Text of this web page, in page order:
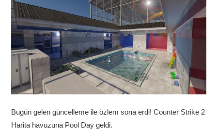
Bugün gelen güncelleme ile özlem sona erdi! Counter Strike 2
Harita havuzuna Pool Day geldi.